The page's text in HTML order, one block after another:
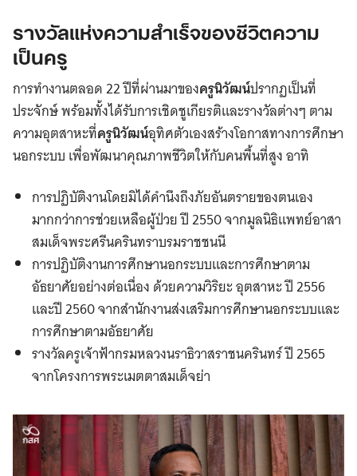
รางวัลแห่งความสำเร็จของชีวิตความ
เป็นครู
การทำงานตลอด 22 ปีที่ผ่านมาของครูนิวัฒน์ปรากฏเป็นที่
ประจักษ์ พร้อมทั้งได้รับการเชิดชูเกียรติและรางวัลต่างๆ ตาม
ความอุตสาหะที่ครูนิวัฒน์อุทิศตัวเองสร้างโอกาสทางการศึกษา
นอกระบบ เพื่อพัฒนาคุณภาพชีวิตให้กับคนพื้นที่สูง อาทิ
การปฏิบัติงานโดยมิได้คำนึงถึงภัยอันตรายของตนเอง
มากกว่าการช่วยเหลือผู้ป่วย ปี 2550 จากมูลนิธิแพทย์อาสา
สมเด็จพระศรีนครินทราบรมราชชนนี
การปฏิบัติงานการศึกษานอกระบบและการศึกษาตาม
อัธยาศัยอย่างต่อเนื่อง ด้วยความวิริยะ อุตสาหะ ปี 2556
และปี 2560 จากสำนักงานส่งเสริมการศึกษานอกระบบและ
การศึกษาตามอัธยาศัย
รางวัลครูเจ้าฟ้ากรมหลวงนราธิวาสราชนครินทร์ ปี 2565
จากโครงการพระเมตตาสมเด็จย่า